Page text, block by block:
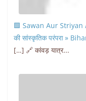
🟩 Sawan Aur Striyan /
की सांस्कृतिक परंपरा »
[…] 🔗 कांवड़ यात्र...